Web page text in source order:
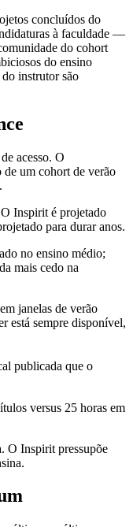
concluídos do
à faculdade —
do cohort
do ensino
instrutor são
acesso. O
um cohort de verão
Inspirit é projetado
para durar anos.
no ensino médio;
mais cedo na
janelas de verão
está sempre disponível,
publicada que o
versus 25 horas em
O Inspirit pressupõe